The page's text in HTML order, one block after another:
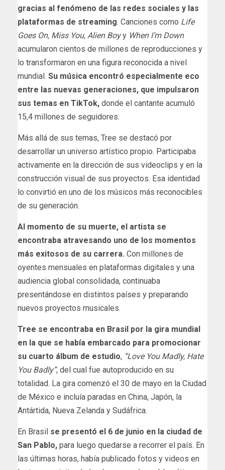
gracias al fenómeno de las redes sociales y las
plataformas de streaming. Canciones como Life
Goes On, Miss You, Alien Boyy When I’m Down
acumularon cientos de millones de reproducciones y
lo transformaron en una figura reconocida a nivel
mundial. Su música encontró especialmente eco
entre las nuevas generaciones, que impulsaron
sus temas en TikTok, donde el cantante acumuló
15,4 millones de seguidores.
Más allá de sus temas, Tree se destacó por
desarrollar un universo artístico propio. Participaba
activamente en la dirección de sus videoclips y en la
construcción visual de sus proyectos. Esa identidad
lo convirtió en uno de los músicos más reconocibles
de su generación.
Al momento de su muerte, el artista se
encontraba atravesando uno de los momentos
más exitosos de su carrera. Con millones de
oyentes mensuales en plataformas digitales y una
audiencia global consolidada, continuaba
presentándose en distintos países y preparando
nuevos proyectos musicales.
Tree se encontraba en Brasil por la gira mundial
en la que se había embarcado para promocionar
su cuarto álbum de estudio, “Love You Madly, Hate
You Badly”, del cual fue autoproducido en su
totalidad. La gira comenzó el 30 de mayo en la Ciudad
de México e incluía paradas en China, Japón, la
Antártida, Nueva Zelanda y Sudáfrica.
En Brasil se presentó el 6 de junio en la ciudad de
San Pablo, para luego quedarse a recorrer el país. En
las últimas horas, había publicado fotos y videos en